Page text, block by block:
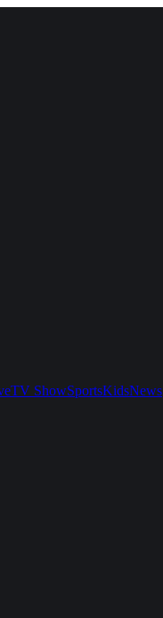
TV ShowSportsKidsNews